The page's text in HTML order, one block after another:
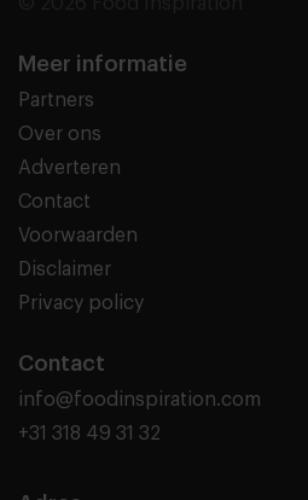
Meer informatie
Partners
Over ons
Adverteren
Contact
Voorwaarden
Disclaimer
Privacy policy
Contact
info@foodinspiration.com
+31 318 49 31 32